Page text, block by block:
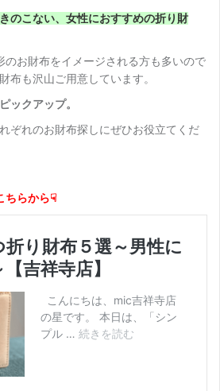
のこない、女性におすすめの折り財
のお財布をイメージされる方も多いので
布も沢山ご用意しています。
ックアップ。
ぞれのお財布探しにぜひお役立てくだ
ちらから☟